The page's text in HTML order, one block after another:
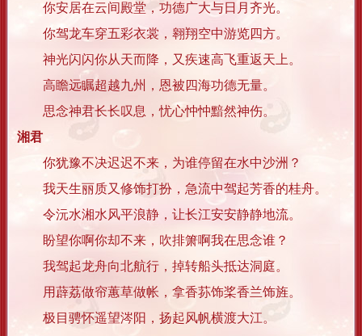
你安居在云间殿堂，功德广大与日月齐光。
你驾龙车穿五彩衣裳，翱翔空中游览四方。
神光闪闪你从天而降，又疾速高飞重返天上。
高瞻远瞩超越九州，恩被四海功德无量。
思念神君长长叹息，忧心忡忡黯然神伤。
湘君
你犹豫不决迟迟不来，为谁停留在水中沙洲？
我天生丽质又修饰打扮，急流中驾起芳香的桂舟。
令沅水湘水风平浪静，让长江安安静静地流。
盼望你啊你却不来，吹排箫啊我在思念谁？
我驾起龙舟向北航行，掉转船头抵达洞庭。
用薜荔做帘蕙草做帐，拿香荪饰桨香兰饰旌。
极目骋怀遥望涔阳，扬起风帆横渡大江。